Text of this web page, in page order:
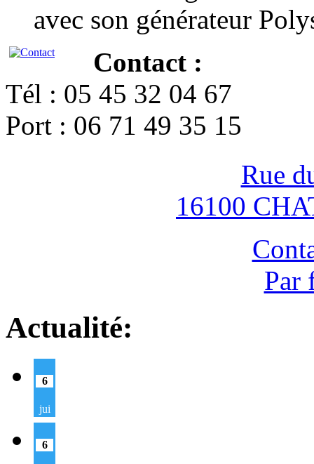
avec son générateur
Contact :
Tél : 05 45 32 04 67
Port : 06 71 49 35 15
Rue
16100
Par
Actualité:
6
jui
6